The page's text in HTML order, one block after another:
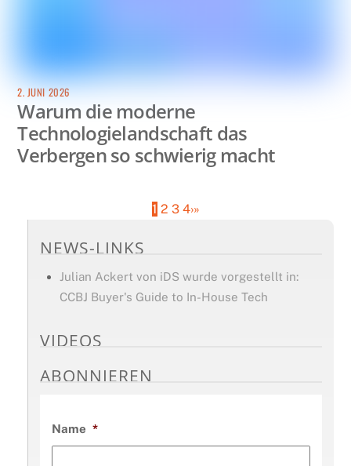
2. JUNI 2026
Warum die moderne
Technologielandschaft das
Verbergen so schwierig macht
1 2 3 4›»
NEWS-LINKS
Julian Ackert von iDS wurde vorgestellt in:
CCBJ Buyer's Guide to In-House Tech
VIDEOS
ABONNIEREN
Name *